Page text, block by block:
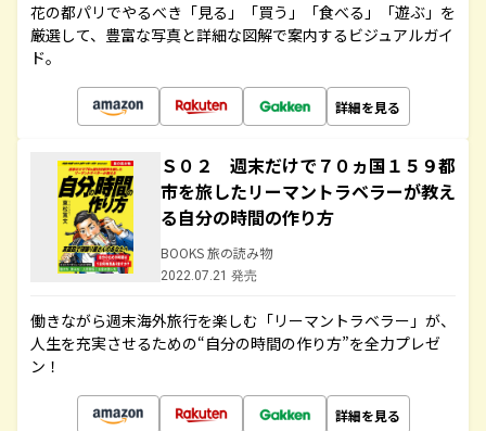
花の都パリでやるべき「見る」「買う」「食べる」「遊ぶ」を
厳選して、豊富な写真と詳細な図解で案内するビジュアルガイ
ド。
詳細を見る
Ｓ０２ 週末だけで７０ヵ国１５９都
市を旅したリーマントラベラーが教え
る自分の時間の作り方
BOOKS 旅の読み物
2022.07.21 発売
働きながら週末海外旅行を楽しむ「リーマントラベラー」が、
人生を充実させるための“自分の時間の作り方”を全力プレゼ
ン！
詳細を見る